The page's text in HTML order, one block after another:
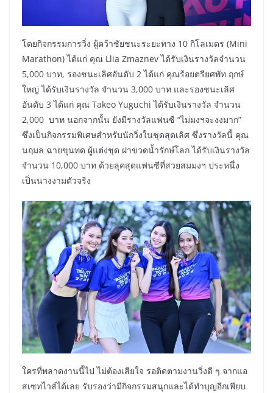
โดยกิจกรรมการวิ่ง ผู้คว้าชัยชนะระยะทาง 10 กิโลเมตร (Mini
Marathon) ได้แก่ คุณ Llia Zmaznev ได้รับเงินรางวัลจำนวน
5,000 บาท, รองชนะเลิศอันดับ 2 ได้แก่ คุณร้อยตรียศพัท ฤกษ์
ใหญ่ ได้รับเงินรางวัล จำนวน 3,000 บาท และรองชนะเลิศ
อันดับ 3 ได้แก่ คุณ Takeo Yuguchi ได้รับเงินรางวัล จำนวน
2,000 บาท นอกจากนั้น ยังมีรางวัลแฟนซี “ไม่มงฯจะงงมาก”
ซึ่งเป็นกิจกรรมพิเศษสำหรับนักวิ่งในชุดสุดเลิศ ซึ่งรางวัลนี้ คุณ
นฤมล ฉายขุนทด ผู้แต่งชุด ฝาขวดน้ำรักษ์โลก ได้รับเงินรางวัล
จำนวน 10,000 บาท ด้วยลุคสุดแฟนซีที่สวยสมมงฯ ประหนึ่ง
เป็นนางงามตัวจริง
ใครที่พลาดงานนี้ไป ไม่ต้องเสียใจ รอติดตามงานวิ่งดี ๆ จากแอ
สเซทไวส์ได้เลย รับรองว่ามีกิจกรรมสนุกและได้ทำบุญอีกเพียบ